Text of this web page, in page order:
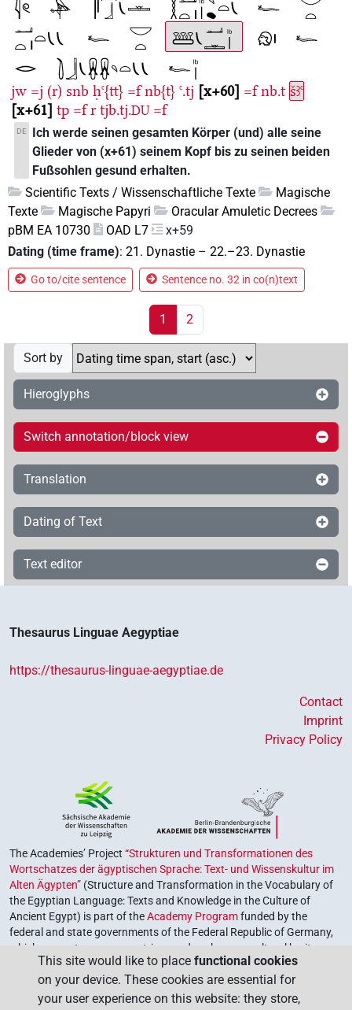
jw =j (r) snb ḥꜥ{tt} =f nb{t} ꜥ.tj x+60 =f nb.t šꜣꜥ
x+61 tp =f r tjb.tj.DU =f
DE
Ich werde seinen gesamten Körper (und) alle seine
Glieder von (x+61) seinem Kopf bis zu seinen beiden
Fußsohlen gesund erhalten.
Scientific Texts / Wissenschaftliche Texte
Magische
Texte
Magische Papyri
Oracular Amuletic Decrees
pBM EA 10730
OAD L7
x+59
Dating (time frame): 21. Dynastie – 22.–23. Dynastie
Go to/cite sentence Sentence no. 32 in co(n)text
1 2
Sort by
Hieroglyphs
Switch annotation/block view
Translation
Dating of Text
Text editor
Thesaurus Linguae Aegyptiae
https://thesaurus-linguae-aegyptiae.de
Contact
Imprint
Privacy Policy
The Academies’ Project “Strukturen und Transformationen des
Wortschatzes der ägyptischen Sprache: Text- und Wissenskultur im
Alten Ägypten” (Structure and Transformation in the Vocabulary of
the Egyptian Language: Texts and Knowledge in the Culture of
Ancient Egypt) is part of theAcademy Programfunded by the
federal and state governments of the Federal Republic of Germany,
which serves to preserve, retrieve and explore our cultural heritage.
The program is coordinated by theUnion of the German Academies
of Sciences and Humanities.
This site would like to place functional cookies
on your device. These cookies are essential for
your user experience on this website: they store,